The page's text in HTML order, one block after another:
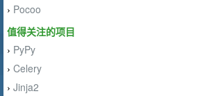
› Pocoo
值得关注的项目
› PyPy
› Celery
› Jinja2